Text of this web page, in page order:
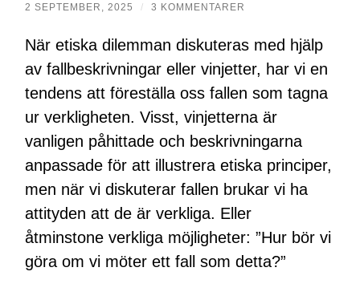
2 SEPTEMBER, 2025 / 3 KOMMENTARER
När etiska dilemman diskuteras med hjälp
av fallbeskrivningar eller vinjetter, har vi en
tendens att föreställa oss fallen som tagna
ur verkligheten. Visst, vinjetterna är
vanligen påhittade och beskrivningarna
anpassade för att illustrera etiska principer,
men när vi diskuterar fallen brukar vi ha
attityden att de är verkliga. Eller
åtminstone verkliga möjligheter: ”Hur bör vi
göra om vi möter ett fall som detta?”